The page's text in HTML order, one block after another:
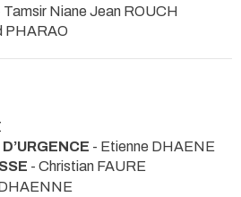
Tamsir Niane Jean ROUCH
PHARAO
- Etienne DHAENE
- Christian FAURE